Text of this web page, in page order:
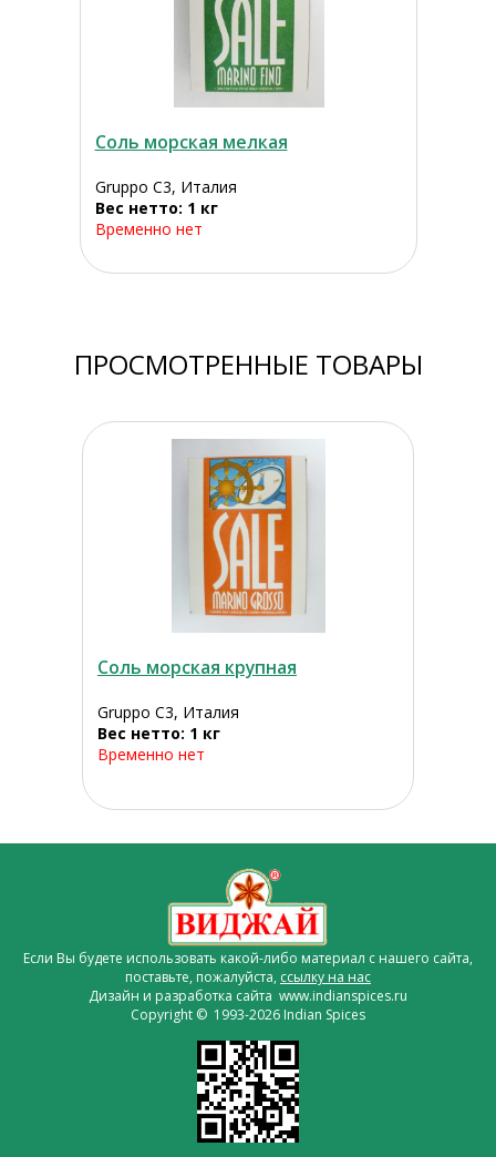
Соль морская мелкая
Gruppo C3, Италия
Вес нетто: 1 кг
Временно нет
ПРОСМОТРЕННЫЕ ТОВАРЫ
Соль морская крупная
Gruppo C3, Италия
Вес нетто: 1 кг
Временно нет
Если Вы будете использовать какой-либо материал с нашего сайта,
поставьте, пожалуйста, ссылку на нас
Дизайн и разработка сайта www.indianspices.ru
Copyright © 1993-2026 Indian Spices